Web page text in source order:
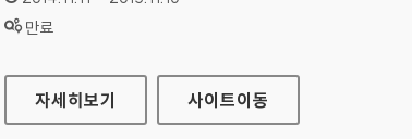
상태 :
만료
은평구 보건소 홈페이지
자세히보기 사이트이동